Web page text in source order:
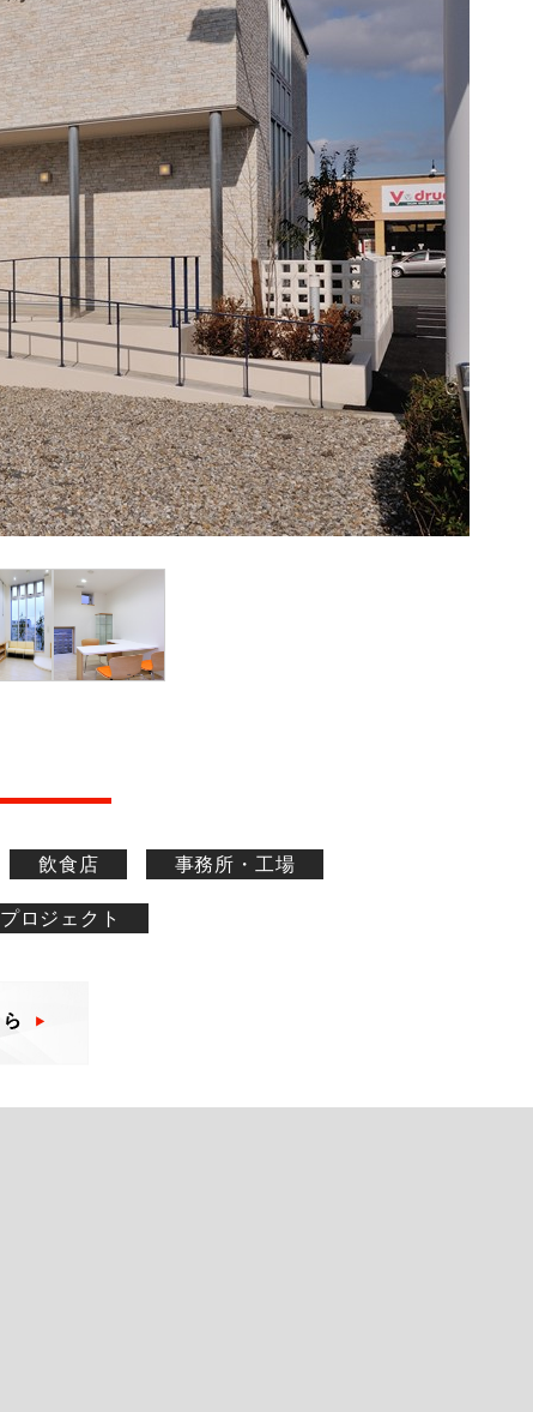
飲食店 事務所・工場
プロジェクト